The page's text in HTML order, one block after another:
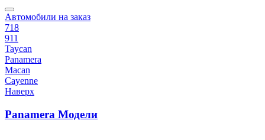
Автомобили на заказ
718
911
Taycan
Panamera
Macan
Cayenne
Наверх
Panamera Модели